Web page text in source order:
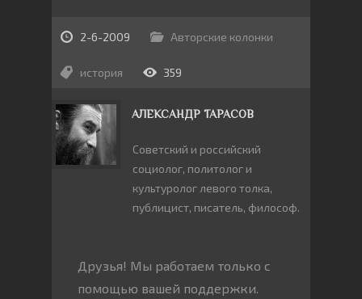
2-6-2009 Авторские колонки
история 359
АЛЕКСАНДР ТАРАСОВ
Cоветский и российский
социолог, политолог и
культуролог левого толка,
публицист, писатель, философ.
Друзья! Мы работаем только с
помощью вашей поддержки.